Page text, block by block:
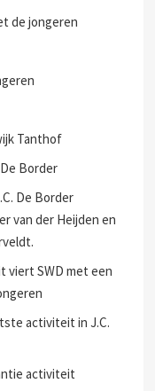
de jongeren
Tanthof
Border
De Border
van der Heijden en
viert SWD met een
activiteit in J.C.
activiteit